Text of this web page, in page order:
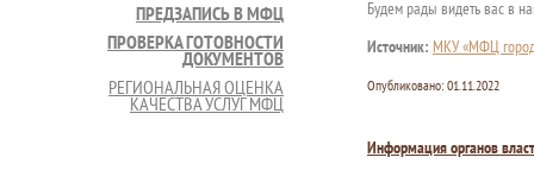
ПРЕДЗАПИСЬ В МФЦ
ПРОВЕРКА ГОТОВНОСТИ
ДОКУМЕНТОВ
РЕГИОНАЛЬНАЯ ОЦЕНКА
КАЧЕСТВА УСЛУГ МФЦ
Будем рады видеть вас в
Источник: МКУ «МФЦ
Опубликовано: 01.11.2022
Информация органов